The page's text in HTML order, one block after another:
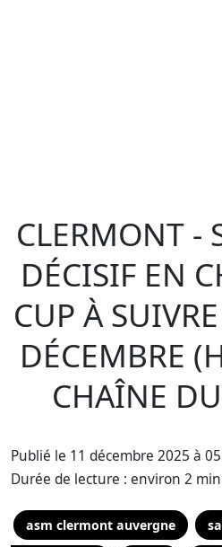
CLERMONT -
DÉCISIF EN
CUP À
DÉCEMBRE
CHAÎNE
Publié le 11 décembre 2025 à
Durée de lecture : environ 2
asm clermont auvergne